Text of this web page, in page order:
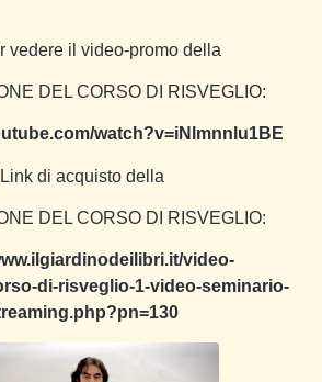
vedere il video-promo della
DEL CORSO DI RISVEGLIO:
watch?v=iNlmnnlu1BE
Link di acquisto della
DEL CORSO DI RISVEGLIO:
video-
di-risveglio-1-video-seminario-